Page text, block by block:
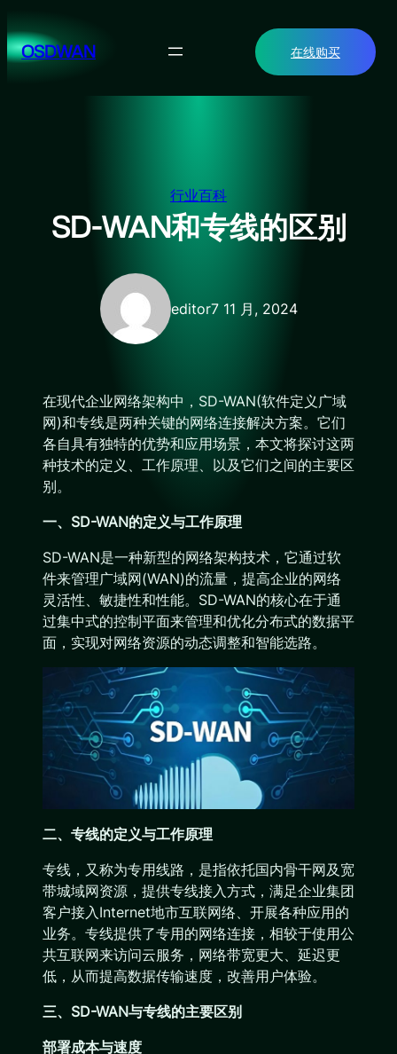
至
内OSDWAN 在线购买
行业百科
SD-WAN和专线的区别
editor7 11 月, 2024
在现代企业网络架构中，SD-WAN(软件定义广域
网)和专线是两种关键的网络连接解决方案。它们
各自具有独特的优势和应用场景，本文将探讨这两
种技术的定义、工作原理、以及它们之间的主要区
别。
一、SD-WAN的定义与工作原理
SD-WAN是一种新型的网络架构技术，它通过软
件来管理广域网(WAN)的流量，提高企业的网络
灵活性、敏捷性和性能。SD-WAN的核心在于通
过集中式的控制平面来管理和优化分布式的数据平
面，实现对网络资源的动态调整和智能选路。
二、专线的定义与工作原理
专线，又称为专用线路，是指依托国内骨干网及宽
带城域网资源，提供专线接入方式，满足企业集团
客户接入Internet地市互联网络、开展各种应用的
业务。专线提供了专用的网络连接，相较于使用公
共互联网来访问云服务，网络带宽更大、延迟更
低，从而提高数据传输速度，改善用户体验。
三、SD-WAN与专线的主要区别
部署成本与速度